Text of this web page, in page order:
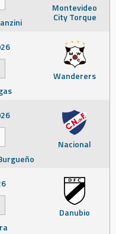
Montevideo
City Torque
Wanderers
Nacional
Danubio